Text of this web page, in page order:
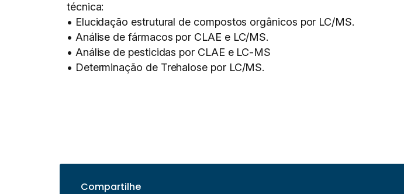
técnica:
• Elucidação estrutural de compostos orgânicos por LC/MS.
• Análise de fármacos por CLAE e LC/MS.
• Análise de pesticidas por CLAE e LC-MS
• Determinação de Trehalose por LC/MS.
Compartilhe